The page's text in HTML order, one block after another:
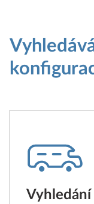
Vyhledání